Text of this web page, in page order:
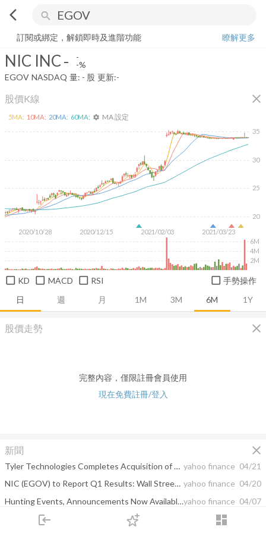
arrow_back_ios search
login dashboard
下單
NIC INC --%
訂閱或綁定，解鎖即時及進階功能
瞭解更多
NIC INC- -
-%
EGOV NASDAQ 量: - 股 更新:-
股價K線 close
日 週 月 1M 3M 6M 1Y
2020/10/28 2020/12/15 2021/02/03 2021/03/23
20
25
30
35
2M
4M
6M
5MA: 10MA: 20MA: 60MA: settings MA 設定
KD MACD RSI 手勢操作
股價走勢 close
完整內容，僅限註冊會員使用
現在免費註冊/登入
新聞 close
Tyler Technologies Completes Acquisition of NIC yahoo finance 04/21
NIC (EGOV) to Report Q1 Results: Wall Street Expects Earnings Growth yahoo finance 04/20
Hunting Events, Announcements Now Available on Go Hunt Hawaiiyahoo finance 04/07
yahoo finance